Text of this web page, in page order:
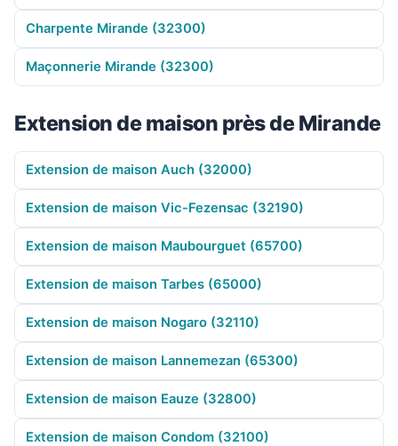
Charpente Mirande (32300)
Maçonnerie Mirande (32300)
Extension de maison près de Mirande
Extension de maison Auch (32000)
Extension de maison Vic-Fezensac (32190)
Extension de maison Maubourguet (65700)
Extension de maison Tarbes (65000)
Extension de maison Nogaro (32110)
Extension de maison Lannemezan (65300)
Extension de maison Eauze (32800)
Extension de maison Condom (32100)